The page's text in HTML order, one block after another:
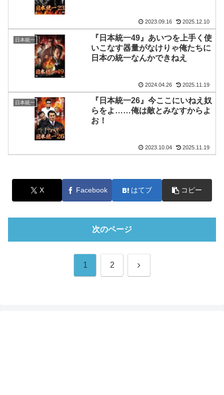
2023.09.16 2025.12.10
日本統一
『日本統一49』あいつを上手く使
いこなす器量がなけりゃ俺たちに
日本の統一なんかできねえ
2024.04.26 2025.11.19
日本統一
『日本統一26』今ここにいねえ奴
らをよ……俺は敵とみなすからよ
お！
2023.10.04 2025.11.19
X Facebook はてブ コピー
次のページ
1 2 次